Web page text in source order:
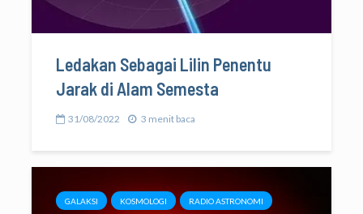
Ledakan Sebagai Lilin Penentu
Jarak di Alam Semesta
31/08/2022 3 menit baca
GALAKSI KOSMOLOGI RADIO ASTRONOMI